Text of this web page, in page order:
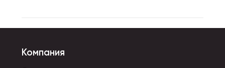
Компания